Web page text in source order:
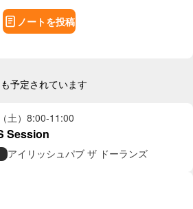
ノートを投稿
予定されています
土） 8:00-11:00
Session
アイリッシュパブ ザ ドーランズ